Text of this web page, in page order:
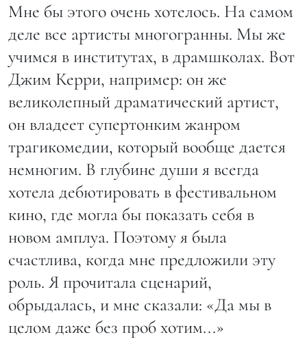
Мне бы этого очень хотелось. На самом
деле все артисты многогранны. Мы же
учимся в институтах, в драмшколах. Вот
Джим Керри, например: он же
великолепный драматический артист,
он владеет супертонким жанром
трагикомедии, который вообще дается
немногим. В глубине души я всегда
хотела дебютировать в фестивальном
кино, где могла бы показать себя в
новом амплуа. Поэтому я была
счастлива, когда мне предложили эту
роль. Я прочитала сценарий,
обрыдалась, и мне сказали: «Да мы в
целом даже без проб хотим...»